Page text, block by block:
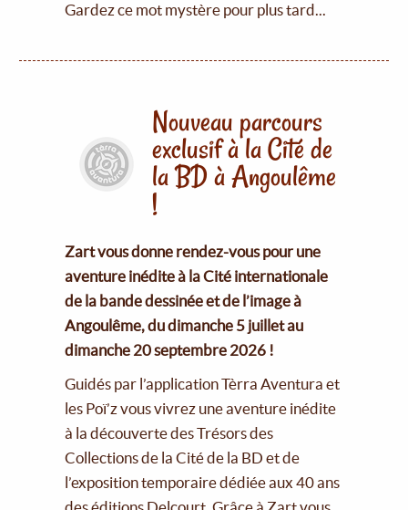
Gardez ce mot mystère pour plus tard...
Nouveau parcours
exclusif à la Cité de
la BD à Angoulême
!
Zart vous donne rendez-vous pour une
aventure inédite à la Cité internationale
de la bande dessinée et de l’image à
Angoulême, du dimanche 5 juillet au
dimanche 20 septembre 2026 !
Guidés par l’application Tèrra Aventura et
les Poï’z vous vivrez une aventure inédite
à la découverte des Trésors des
Collections de la Cité de la BD et de
l’exposition temporaire dédiée aux 40 ans
des éditions Delcourt. Grâce à Zart vous